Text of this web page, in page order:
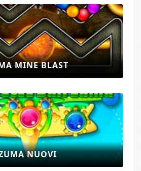
MINE BLAST
NUOVI